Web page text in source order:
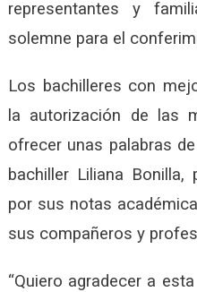
representantes y
solemne para el
Los bachilleres con
la autorización de las
ofrecer unas palabras
bachiller Liliana
por sus notas
sus compañeros y
“Quiero agradecer a